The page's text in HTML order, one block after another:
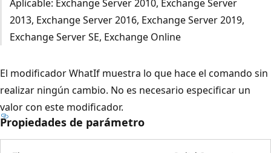
Aplicable: Exchange Server 2010, Exchange Server
2013, Exchange Server 2016, Exchange Server 2019,
Exchange Server SE, Exchange Online
El modificador WhatIf muestra lo que hace el comando sin
realizar ningún cambio. No es necesario especificar un
valor con este modificador.
Propiedades de parámetro